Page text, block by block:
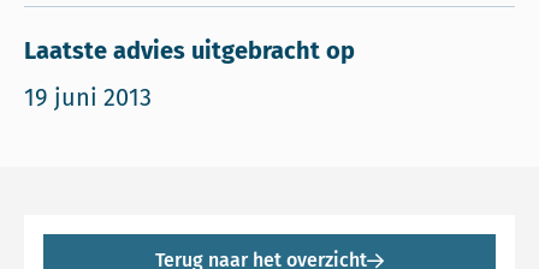
Laatste advies uitgebracht op
19 juni 2013
Terug naar het overzicht